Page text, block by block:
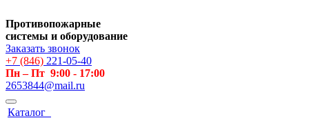
Противопожарные
системы и оборудование
Заказать звонок
+7 (846) 221-05-40
Пн – Пт 9:00 - 17:00
2653844@mail.ru
Каталог